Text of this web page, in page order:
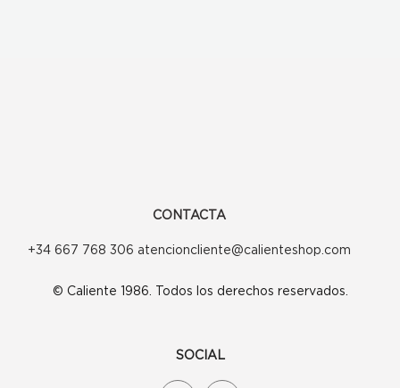
CONTACTA
+34 667 768 306 atencioncliente@calienteshop.com
© Caliente 1986. Todos los derechos reservados.
SOCIAL